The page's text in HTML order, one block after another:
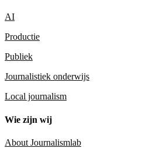
AI
Productie
Publiek
Journalistiek onderwijs
Local journalism
Wie zijn wij
About Journalismlab